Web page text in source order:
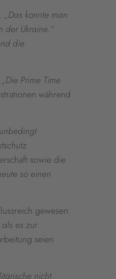
„Das konnte man
der Ukraine.“
die
„Die Prime Time
während
sowie die
so einen
gewesen.
es zur
seien
nicht